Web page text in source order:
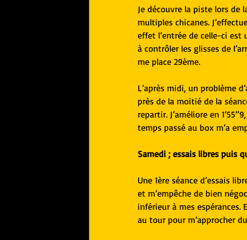
Je découvre la piste lors de
multiples chicanes.
effet l’entrée de celle-ci est
à contrôler les glisses de
me place 29ème.
L’après midi, un problème
près de la moitié de la
repartir. J’améliore en
temps passé au box m’a
Samedi ; essais libres puis
Une 1ère séance d’essais
et m’empêche de bien
inférieur à mes espérances.
au tour pour m’approcher